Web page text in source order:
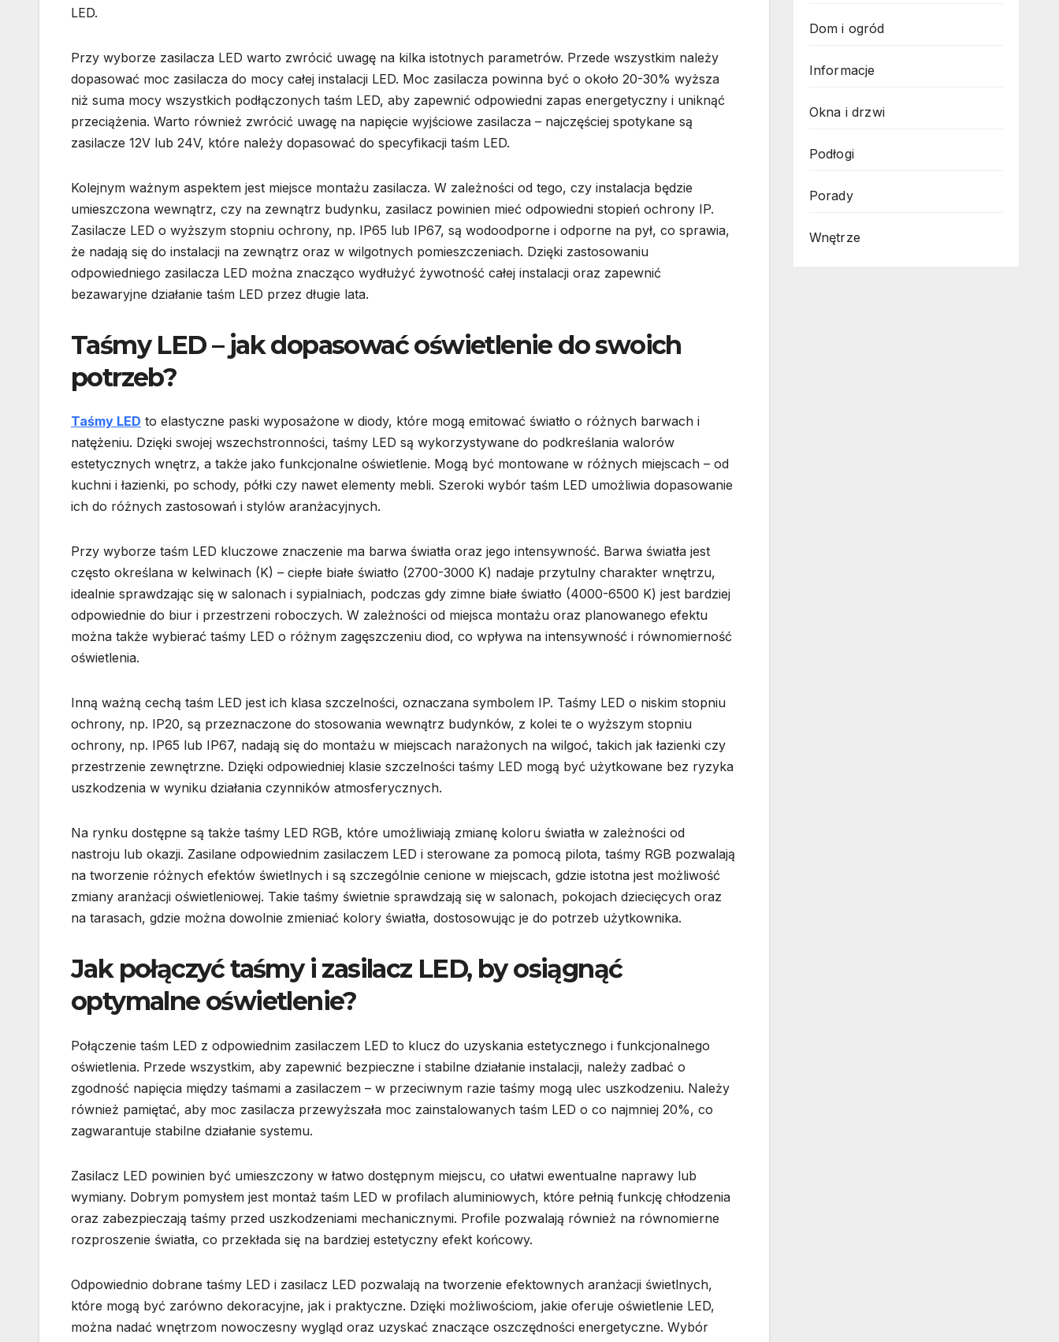
LED.
Przy wyborze zasilacza LED warto zwrócić uwagę na kilka istotnych parametrów. Przede wszystkim należy
dopasować moc zasilacza do mocy całej instalacji LED. Moc zasilacza powinna być o około 20-30% wyższa
niż suma mocy wszystkich podłączonych taśm LED, aby zapewnić odpowiedni zapas energetyczny i uniknąć
przeciążenia. Warto również zwrócić uwagę na napięcie wyjściowe zasilacza – najczęściej spotykane są
zasilacze 12V lub 24V, które należy dopasować do specyfikacji taśm LED.
Kolejnym ważnym aspektem jest miejsce montażu zasilacza. W zależności od tego, czy instalacja będzie
umieszczona wewnątrz, czy na zewnątrz budynku, zasilacz powinien mieć odpowiedni stopień ochrony IP.
Zasilacze LED o wyższym stopniu ochrony, np. IP65 lub IP67, są wodoodporne i odporne na pył, co sprawia,
że nadają się do instalacji na zewnątrz oraz w wilgotnych pomieszczeniach. Dzięki zastosowaniu
odpowiedniego zasilacza LED można znacząco wydłużyć żywotność całej instalacji oraz zapewnić
bezawaryjne działanie taśm LED przez długie lata.
Taśmy LED – jak dopasować oświetlenie do swoich
potrzeb?
Taśmy LED to elastyczne paski wyposażone w diody, które mogą emitować światło o różnych barwach i
natężeniu. Dzięki swojej wszechstronności, taśmy LED są wykorzystywane do podkreślania walorów
estetycznych wnętrz, a także jako funkcjonalne oświetlenie. Mogą być montowane w różnych miejscach – od
kuchni i łazienki, po schody, półki czy nawet elementy mebli. Szeroki wybór taśm LED umożliwia dopasowanie
ich do różnych zastosowań i stylów aranżacyjnych.
Przy wyborze taśm LED kluczowe znaczenie ma barwa światła oraz jego intensywność. Barwa światła jest
często określana w kelwinach (K) – ciepłe białe światło (2700-3000 K) nadaje przytulny charakter wnętrzu,
idealnie sprawdzając się w salonach i sypialniach, podczas gdy zimne białe światło (4000-6500 K) jest bardziej
odpowiednie do biur i przestrzeni roboczych. W zależności od miejsca montażu oraz planowanego efektu
można także wybierać taśmy LED o różnym zagęszczeniu diod, co wpływa na intensywność i równomierność
oświetlenia.
Inną ważną cechą taśm LED jest ich klasa szczelności, oznaczana symbolem IP. Taśmy LED o niskim stopniu
ochrony, np. IP20, są przeznaczone do stosowania wewnątrz budynków, z kolei te o wyższym stopniu
ochrony, np. IP65 lub IP67, nadają się do montażu w miejscach narażonych na wilgoć, takich jak łazienki czy
przestrzenie zewnętrzne. Dzięki odpowiedniej klasie szczelności taśmy LED mogą być użytkowane bez ryzyka
uszkodzenia w wyniku działania czynników atmosferycznych.
Na rynku dostępne są także taśmy LED RGB, które umożliwiają zmianę koloru światła w zależności od
nastroju lub okazji. Zasilane odpowiednim zasilaczem LED i sterowane za pomocą pilota, taśmy RGB pozwalają
na tworzenie różnych efektów świetlnych i są szczególnie cenione w miejscach, gdzie istotna jest możliwość
zmiany aranżacji oświetleniowej. Takie taśmy świetnie sprawdzają się w salonach, pokojach dziecięcych oraz
na tarasach, gdzie można dowolnie zmieniać kolory światła, dostosowując je do potrzeb użytkownika.
Jak połączyć taśmy i zasilacz LED, by osiągnąć
optymalne oświetlenie?
Połączenie taśm LED z odpowiednim zasilaczem LED to klucz do uzyskania estetycznego i funkcjonalnego
oświetlenia. Przede wszystkim, aby zapewnić bezpieczne i stabilne działanie instalacji, należy zadbać o
zgodność napięcia między taśmami a zasilaczem – w przeciwnym razie taśmy mogą ulec uszkodzeniu. Należy
również pamiętać, aby moc zasilacza przewyższała moc zainstalowanych taśm LED o co najmniej 20%, co
zagwarantuje stabilne działanie systemu.
Zasilacz LED powinien być umieszczony w łatwo dostępnym miejscu, co ułatwi ewentualne naprawy lub
wymiany. Dobrym pomysłem jest montaż taśm LED w profilach aluminiowych, które pełnią funkcję chłodzenia
oraz zabezpieczają taśmy przed uszkodzeniami mechanicznymi. Profile pozwalają również na równomierne
rozproszenie światła, co przekłada się na bardziej estetyczny efekt końcowy.
Odpowiednio dobrane taśmy LED i zasilacz LED pozwalają na tworzenie efektownych aranżacji świetlnych,
które mogą być zarówno dekoracyjne, jak i praktyczne. Dzięki możliwościom, jakie oferuje oświetlenie LED,
można nadać wnętrzom nowoczesny wygląd oraz uzyskać znaczące oszczędności energetyczne. Wybór
Dom i ogród
Informacje
Okna i drzwi
Podłogi
Porady
Wnętrze